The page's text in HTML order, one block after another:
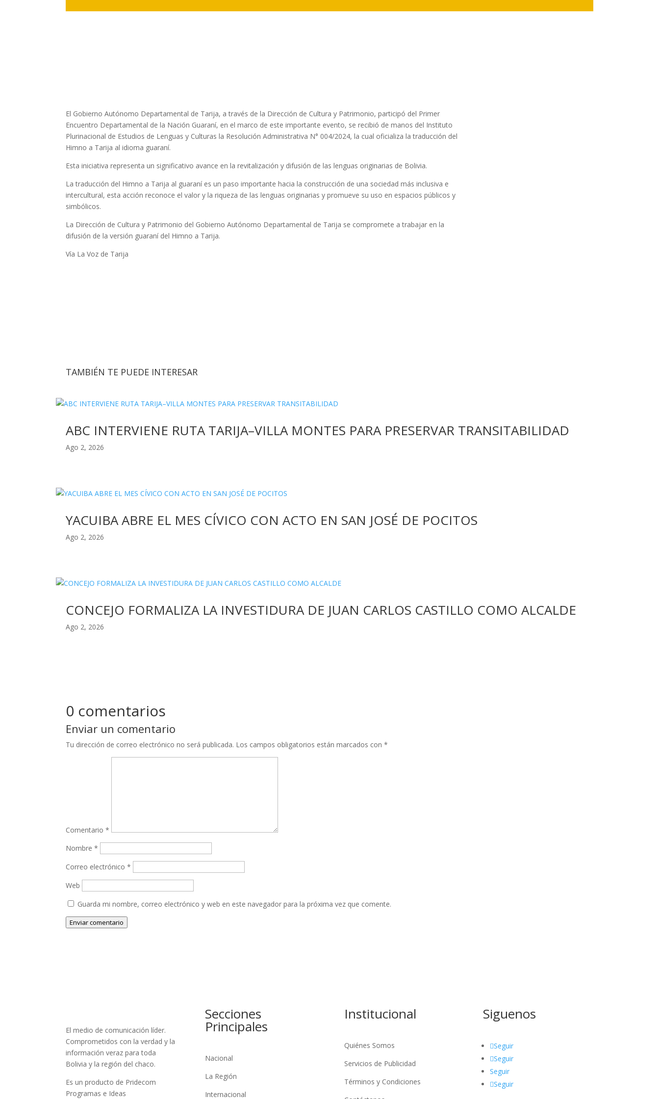
El Gobierno Autónomo Departamental de Tarija, a través de la Dirección de Cultura y Patrimonio, participó del Primer
Encuentro Departamental de la Nación Guaraní, en el marco de este importante evento, se recibió de manos del Instituto
Plurinacional de Estudios de Lenguas y Culturas la Resolución Administrativa N° 004/2024, la cual oficializa la traducción del
Himno a Tarija al idioma guaraní.
Esta iniciativa representa un significativo avance en la revitalización y difusión de las lenguas originarias de Bolivia.
La traducción del Himno a Tarija al guaraní es un paso importante hacia la construcción de una sociedad más inclusiva e
intercultural, esta acción reconoce el valor y la riqueza de las lenguas originarias y promueve su uso en espacios públicos y
simbólicos.
La Dirección de Cultura y Patrimonio del Gobierno Autónomo Departamental de Tarija se compromete a trabajar en la
difusión de la versión guaraní del Himno a Tarija.
Vía La Voz de Tarija
TAMBIÉN TE PUEDE INTERESAR
ABC INTERVIENE RUTA TARIJA–VILLA MONTES PARA PRESERVAR TRANSITABILIDAD
Ago 2, 2026
YACUIBA ABRE EL MES CÍVICO CON ACTO EN SAN JOSÉ DE POCITOS
Ago 2, 2026
CONCEJO FORMALIZA LA INVESTIDURA DE JUAN CARLOS CASTILLO COMO ALCALDE
Ago 2, 2026
0 comentarios
Enviar un comentario
Tu dirección de correo electrónico no será publicada. Los campos obligatorios están marcados con*
Comentario*
Nombre*
Correo electrónico*
Web
Guarda mi nombre, correo electrónico y web en este navegador para la próxima vez que comente.
Enviar comentario
El medio de comunicación líder.
Comprometidos con la verdad y la
información veraz para toda
Bolivia y la región del chaco.
Es un producto de Pridecom
Programas e Ideas
Secciones
Principales
Nacional
La Región
Internacional
Institucional
Quiénes Somos
Servicios de Publicidad
Términos y Condiciones
Siguenos
Seguir
Seguir
Seguir
Seguir